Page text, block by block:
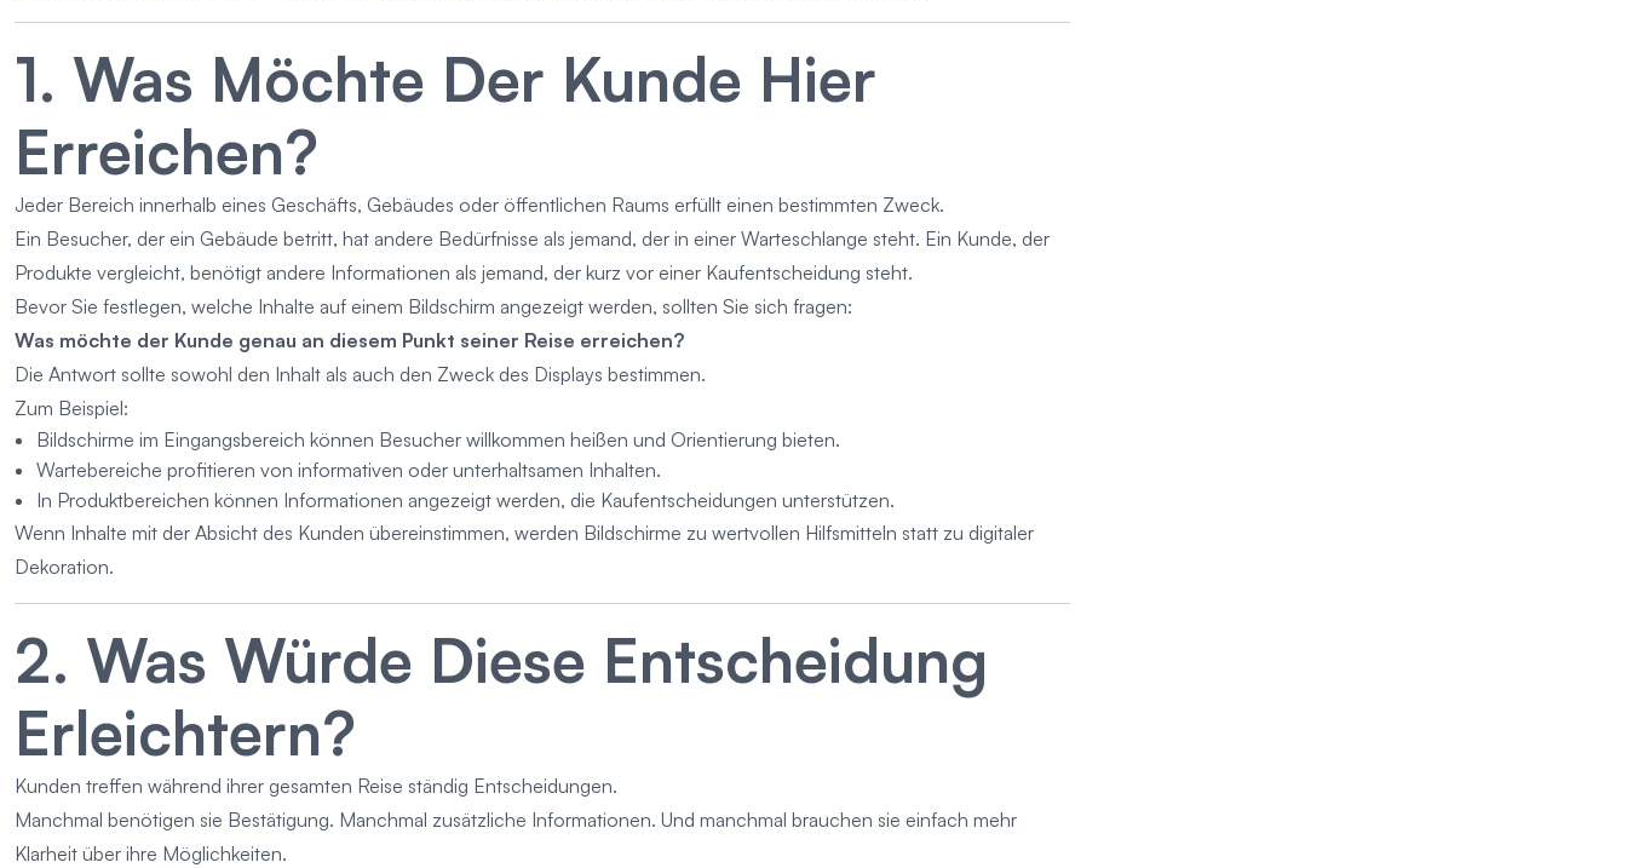
1. Was Möchte Der Kunde Hier
Erreichen?
Jeder Bereich innerhalb eines Geschäfts, Gebäudes oder öffentlichen Raums erfüllt einen bestimmten Zweck.
Ein Besucher, der ein Gebäude betritt, hat andere Bedürfnisse als jemand, der in einer Warteschlange steht. Ein Kunde, der
Produkte vergleicht, benötigt andere Informationen als jemand, der kurz vor einer Kaufentscheidung steht.
Bevor Sie festlegen, welche Inhalte auf einem Bildschirm angezeigt werden, sollten Sie sich fragen:
Was möchte der Kunde genau an diesem Punkt seiner Reise erreichen?
Die Antwort sollte sowohl den Inhalt als auch den Zweck des Displays bestimmen.
Zum Beispiel:
Bildschirme im Eingangsbereich können Besucher willkommen heißen und Orientierung bieten.
Wartebereiche profitieren von informativen oder unterhaltsamen Inhalten.
In Produktbereichen können Informationen angezeigt werden, die Kaufentscheidungen unterstützen.
Wenn Inhalte mit der Absicht des Kunden übereinstimmen, werden Bildschirme zu wertvollen Hilfsmitteln statt zu digitaler
Dekoration.
2. Was Würde Diese Entscheidung
Erleichtern?
Kunden treffen während ihrer gesamten Reise ständig Entscheidungen.
Manchmal benötigen sie Bestätigung. Manchmal zusätzliche Informationen. Und manchmal brauchen sie einfach mehr
Klarheit über ihre Möglichkeiten.